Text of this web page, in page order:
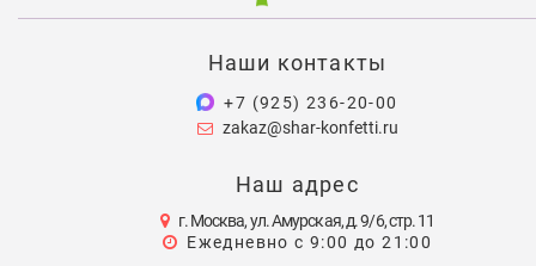
Наши контакты
+7 (925) 236-20-00
zakaz@shar-konfetti.ru
Наш адрес
г. Москва, ул. Амурская, д. 9/6, стр. 11
Ежедневно с 9:00 до 21:00